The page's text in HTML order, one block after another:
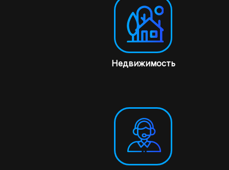
Недвижимость